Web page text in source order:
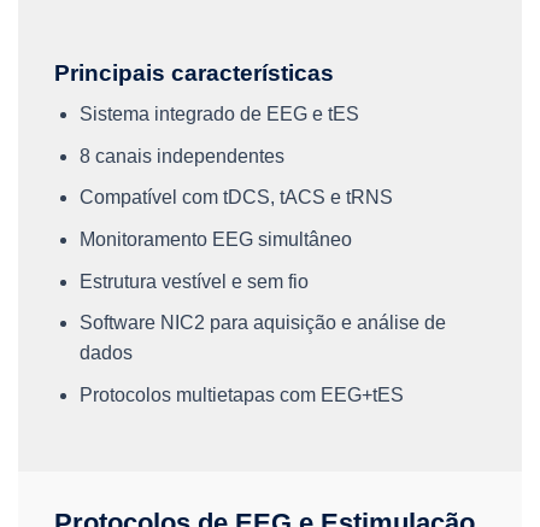
Principais características
Sistema integrado de EEG e tES
8 canais independentes
Compatível com tDCS, tACS e tRNS
Monitoramento EEG simultâneo
Estrutura vestível e sem fio
Software NIC2 para aquisição e análise de
dados
Protocolos multietapas com EEG+tES